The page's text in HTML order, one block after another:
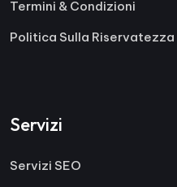
Termini & Condizioni
Politica Sulla Riservatezza
Servizi
Servizi SEO